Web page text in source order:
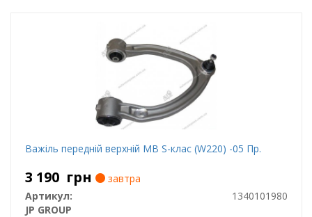
Важіль передній верхній MB S-клас (W220) -05 Пр.
3 190 грн
завтра
Артикул:
1340101980
JP GROUP